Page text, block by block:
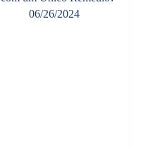
06/26/2024